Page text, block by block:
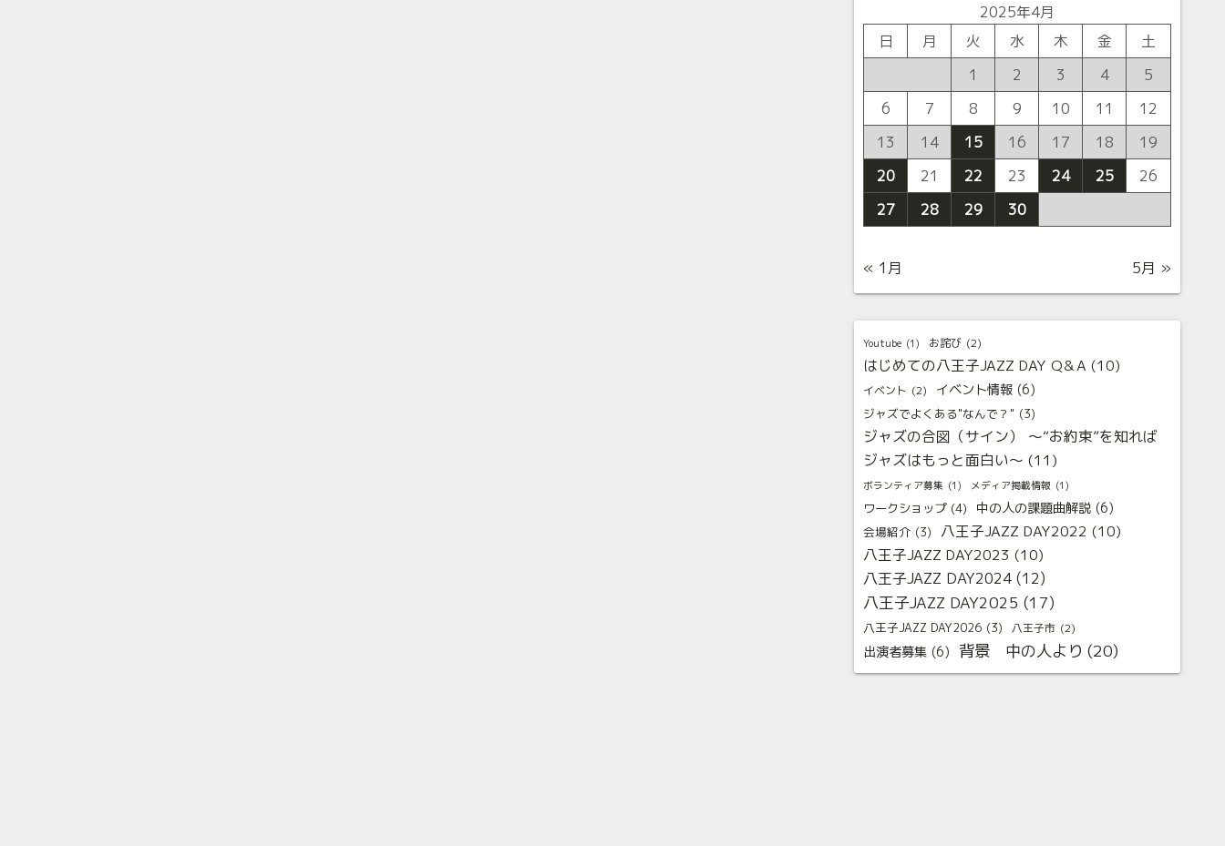
2025年4月
日
月 火 水 木 金
土
1
2 3 4
5
6
7 8 9 10 11
12
13
14 15 16 17 18
19
20
21 22 23 24 25
26
27
28 29 30
« 1月 5月 »
Youtube (1) お詫び (2)
はじめての八王子JAZZ DAY Q＆A (10)
イベント (2) イベント情報 (6)
ジャズでよくある"なんで？" (3)
ジャズの合図（サイン） 〜“お約束”を知れば
ジャズはもっと面白い〜 (11)
ボランティア募集 (1) メディア掲載情報 (1)
ワークショップ (4) 中の人の課題曲解説 (6)
会場紹介 (3) 八王子JAZZ DAY2022 (10)
八王子JAZZ DAY2023 (10)
八王子JAZZ DAY2024 (12)
八王子JAZZ DAY2025 (17)
八王子JAZZ DAY2026 (3) 八王子市 (2)
出演者募集 (6) 背景 中の人より (20)